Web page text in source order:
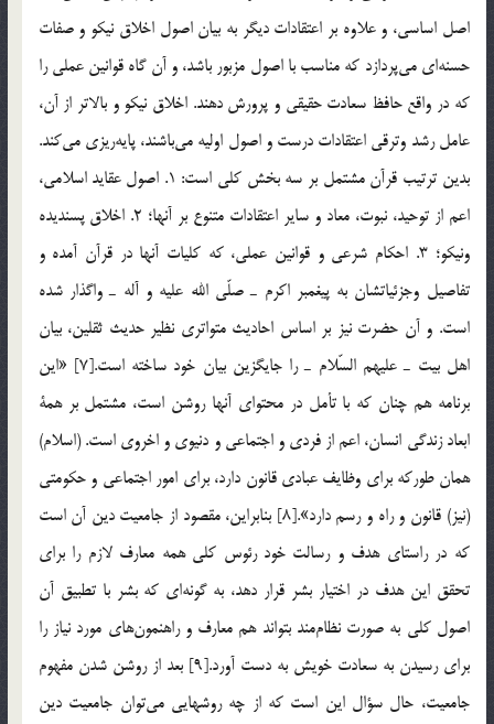
اصل اساسي، ‌و علاوه بر اعتقادات ديگر به بيان اصول اخلاق نيكو و صفات
حسنه‌اي مي‌پردازد كه مناسب با اصول مزبور باشد، و آن گاه قوانين عملي را
كه در واقع حافظ سعادت حقيقي و پرورش دهند. اخلاق نيكو و بالاتر از آن،
عامل رشد وترقي اعتقادات درست و اصول اوليه مي‌باشند، پايه‌ريزي مي‌كند.
بدين ترتيب قرآن مشتمل بر سه بخش كلي است: 1. اصول عقايد اسلامي،
اعم از توحيد، نبوت، معاد و ساير اعتقادات متنوع بر آنها؛ 2. اخلاق پسنديده
ونيكو؛ 3. احكام شرعي و قوانين عملي، كه كليات آنها در قرآن آمده و
تفاصيل وجزئياتشان به پيغمبر اكرم ـ صلّي الله عليه و آله ـ واگذار شده
است. و آن حضرت نيز بر اساس احاديث متواتري نظير حديث ثقلين، بيان
اهل بيت ـ عليهم السّلام ـ را جايگزين بيان خود ساخته است.[7] «اين
برنامه هم چنان كه با تأمل در محتواي آنها روشن است، مشتمل بر همة
ابعاد زندگي انسان، اعم از فردي و اجتماعي و دنيوي و اخروي است. (اسلام)
همان طوركه براي وظايف عبادي قانون دارد، براي امور اجتماعي و حكومتي
(نيز) قانون و راه و رسم دارد».[8] بنابراين، مقصود از جامعيت دين آن است
كه در راستاي هدف و رسالت خود رئوس كلي همه معارف لازم را براي
تحقق اين هدف در اختيار بشر قرار دهد، به گونه‌اي كه بشر با تطبيق آن
اصول كلي به صورت نظام‌مند بتواند هم معارف و راهنمون‌هاي مورد نياز را
براي رسيدن به سعادت خويش به دست آورد.[9] بعد از روشن شدن مفهوم
جامعيت، حال سؤال اين است كه از چه روشهايي مي‌توان جامعيت دين